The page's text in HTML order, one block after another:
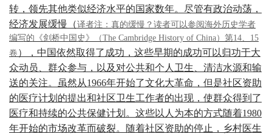
转，领先其他类似经济水平的国家数年。尽管有政治动荡，
经济发展缓慢（译者注：真的缓慢？读者可以参阅海外历史学者
编写的《剑桥中国史》（The Cambridge History of China）第14、15
卷 ），中国依然取得了成功，这些早期的成功可以归功于大
众动员、群众参与，以及对公共和个人卫生、清洁水源和输
送的关注。虽然从1966年开始了文化大革命，但是社区资助
的医疗计划的提出和社区卫生工作者的出现，使群众得到了
医疗和持续的公共保健计划。这些以人为本的方式随着1980
年开始的市场改革而破裂。随着社区资助的停止，乡村医生